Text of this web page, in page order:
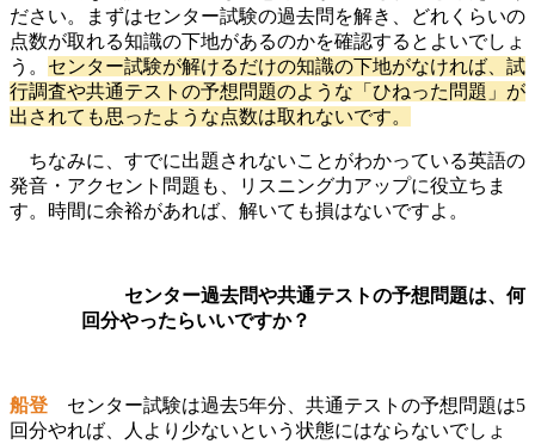
ださい。まずはセンター試験の過去問を解き、どれくらいの
点数が取れる知識の下地があるのかを確認するとよいでしょ
う。 センター試験が解けるだけの知識の下地がなければ、試
行調査や共通テストの予想問題のような「ひねった問題」が
出されても思ったような点数は取れないです。
ちなみに、すでに出題されないことがわかっている英語の
発音・アクセント問題 も、リスニング力アップに役立ちま
す。時間に余裕があれば、解いても損はないですよ。
センター過去問や共通テストの予想問題は、何
回分やったらいいですか？
船登 センター試験は過去5年分、共通テストの予想問題は5
回分やれば、人より少ないという状態にはならないでしょ